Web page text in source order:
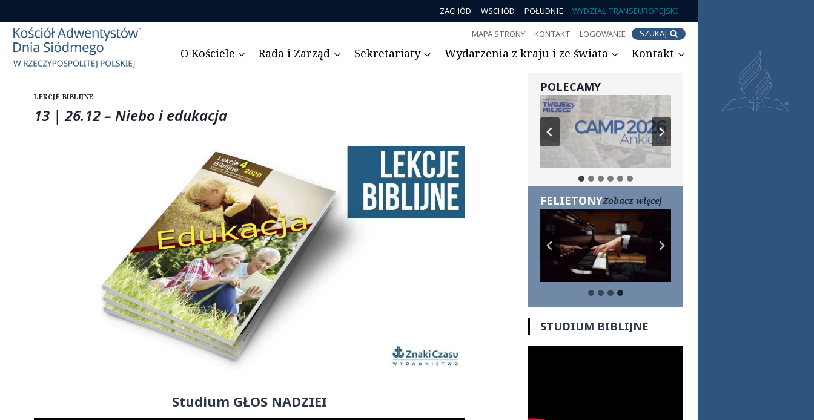
do
treści
ZACHÓD WSCHÓD POŁUDNIE WYDZIAŁ TRANSEUROPEJSKI
MAPA STRONY KONTAKT LOGOWANIE SZUKAJ
O Kościele Rada i Zarząd Sekretariaty Wydarzenia z kraju i ze świata Kontakt
LEKCJE BIBLIJNE
13 | 26.12 – Niebo i edukacja
Studium GŁOS NADZIEI
POLECAMY
FELIETONYZobacz więcej
STUDIUM BIBLIJNE